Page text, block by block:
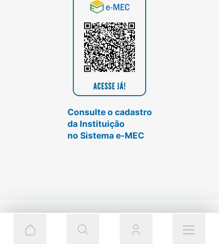
Consulte o cadastro
da Instituição
no Sistema e-MEC